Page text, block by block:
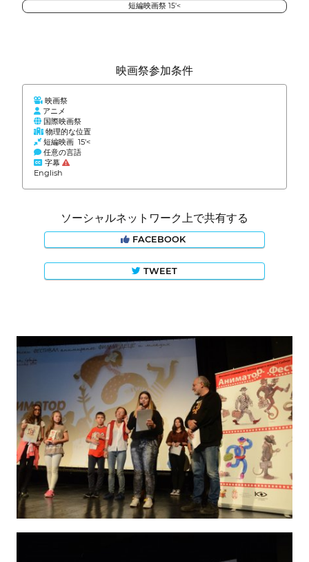
短編映画祭 15'<
映画祭参加条件
映画祭
アニメ
国際映画祭
物理的な位置
短編映画 15'<
任意の言語
字幕
English
ソーシャルネットワーク上で共有する
FACEBOOK
TWEET